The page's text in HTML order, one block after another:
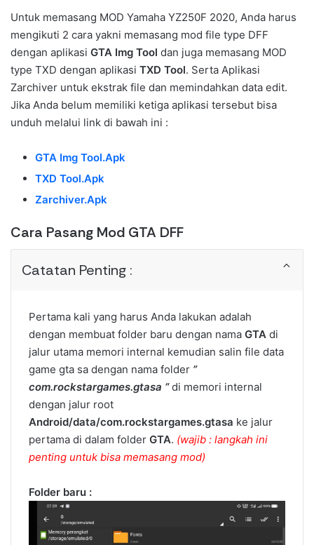
Untuk memasang MOD Yamaha YZ250F 2020, Anda harus
mengikuti 2 cara yakni memasang mod file type DFF
dengan aplikasi GTA Img Tool dan juga memasang MOD
type TXD dengan aplikasi TXD Tool. Serta Aplikasi
Zarchiver untuk ekstrak file dan memindahkan data edit.
Jika Anda belum memiliki ketiga aplikasi tersebut bisa
unduh melalui link di bawah ini :
GTA Img Tool.Apk
TXD Tool.Apk
Zarchiver.Apk
Cara Pasang Mod GTA DFF
Catatan Penting :
Pertama kali yang harus Anda lakukan adalah
dengan membuat folder baru dengan nama GTA di
jalur utama memori internal kemudian salin file data
game gta sa dengan nama folder ”
com.rockstargames.gtasa “di memori internal
dengan jalur root
Android/data/com.rockstargames.gtasa ke jalur
pertama di dalam folder GTA. (wajib : langkah ini
penting untuk bisa memasang mod)
Folder baru :